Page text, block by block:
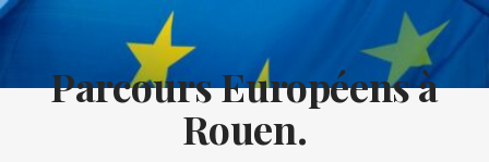
Parcours Européens à
Rouen.